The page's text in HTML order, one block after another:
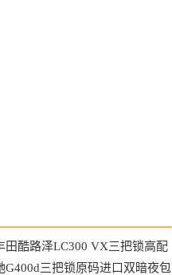
田酷路泽LC300 VX三把锁高配
置
G400d三把锁原码进口双暗夜包